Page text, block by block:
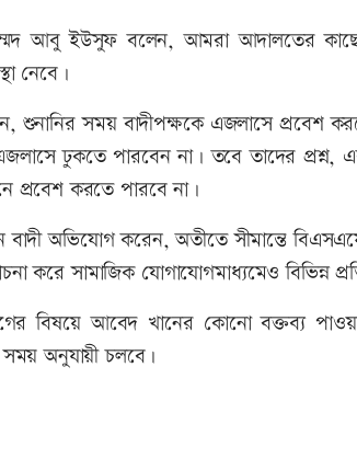
আবু ইউসুফ বলেন, আমরা আদালতের
নেবে।
সময় বাদীপক্ষকে এজলাসে প্রবেশ করতে
ঢুকতে পারবেন না। তবে তাদের
প্রবেশ করতে পারবে না।
অভিযোগ করেন, অতীতে সীমান্তে
করে সামাজিক যোগাযোগমাধ্যমেও বিভিন্ন
বিষয়ে আবেদ খানের কোনো বক্তব্য পাওয়া
সময় অনুযায়ী চলবে।